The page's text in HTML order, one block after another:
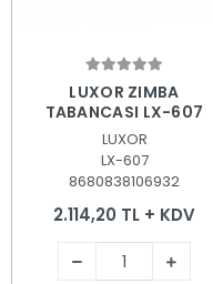
LUXOR ZIMBA
TABANCASI LX-607
LUXOR
LX-607
8680838106932
2.114,20 TL + KDV